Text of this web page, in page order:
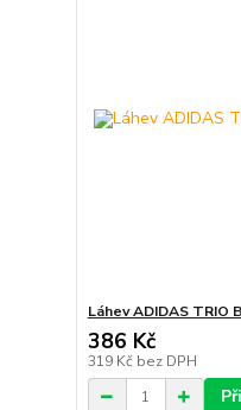
Láhev ADIDAS TRIO
386 Kč
319 Kč bez DPH